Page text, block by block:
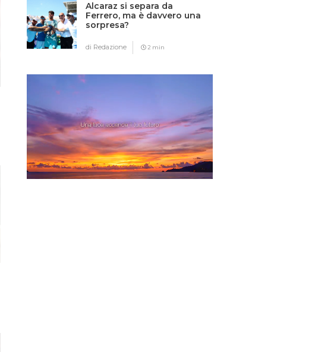
Alcaraz si separa da
Ferrero, ma è davvero una
sorpresa?
di Redazione 2 min